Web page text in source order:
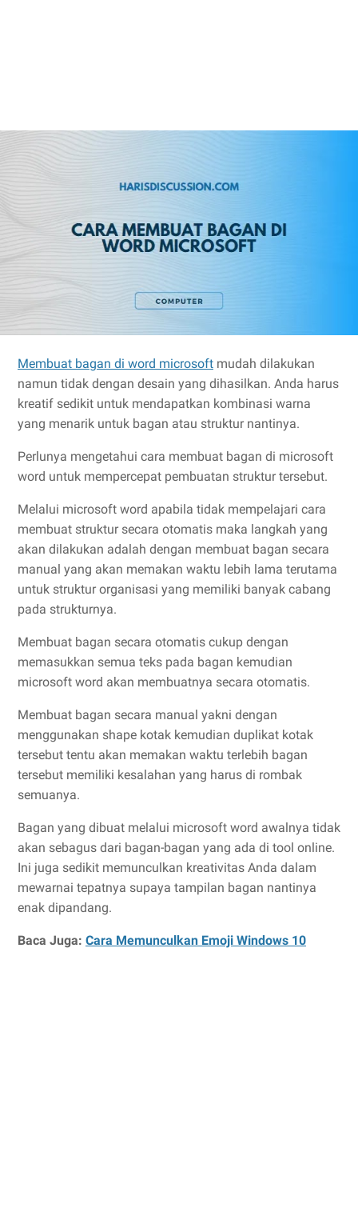
Membuat bagan di word microsoft mudah dilakukan
namun tidak dengan desain yang dihasilkan. Anda harus
kreatif sedikit untuk mendapatkan kombinasi warna
yang menarik untuk bagan atau struktur nantinya.
Perlunya mengetahui cara membuat bagan di microsoft
word untuk mempercepat pembuatan struktur tersebut.
Melalui microsoft word apabila tidak mempelajari cara
membuat struktur secara otomatis maka langkah yang
akan dilakukan adalah dengan membuat bagan secara
manual yang akan memakan waktu lebih lama terutama
untuk struktur organisasi yang memiliki banyak cabang
pada strukturnya.
Membuat bagan secara otomatis cukup dengan
memasukkan semua teks pada bagan kemudian
microsoft word akan membuatnya secara otomatis.
Membuat bagan secara manual yakni dengan
menggunakan shape kotak kemudian duplikat kotak
tersebut tentu akan memakan waktu terlebih bagan
tersebut memiliki kesalahan yang harus di rombak
semuanya.
Bagan yang dibuat melalui microsoft word awalnya tidak
akan sebagus dari bagan-bagan yang ada di tool online.
Ini juga sedikit memunculkan kreativitas Anda dalam
mewarnai tepatnya supaya tampilan bagan nantinya
enak dipandang.
Baca Juga: Cara Memunculkan Emoji Windows 10